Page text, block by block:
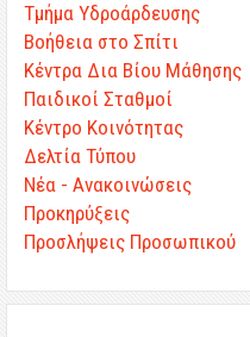
Τμήμα Υδροάρδευσης
Βοήθεια στο Σπίτι
Κέντρα Δια Βίου Μάθησης
Παιδικοί Σταθμοί
Κέντρο Κοινότητας
Δελτία Τύπου
Νέα - Ανακοινώσεις
Προκηρύξεις
Προσλήψεις Προσωπικού